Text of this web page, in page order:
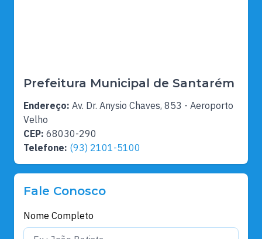
Prefeitura Municipal de Santarém
Endereço: Av. Dr. Anysio Chaves, 853 - Aeroporto
Velho
CEP: 68030-290
Telefone: (93) 2101-5100
Fale Conosco
Nome Completo